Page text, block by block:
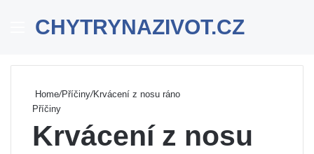
Menu
CHYTRYNAZIVOT.CZ
Home/Příčiny/Krvácení z nosu ráno
Příčiny
Krvácení z nosu